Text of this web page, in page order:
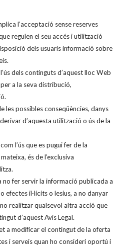
l’acceptació sense reserves
regulen el seu accés i utilització
dels usuaris informació sobre
dels continguts d’aquest lloc Web
a la seva distribució,
les possibles conseqüències, danys
d’aquesta utilització o ús de la
l’ús que es pugui fer de la
és de l’exclusiva
no fer servir la informació publicada a
efectes il·lícits o lesius, a no danyar
realitzar qualsevol altra acció que
d’aquest Avís Legal.
a modificar el contingut de la oferta
i serveis quan ho consideri oportú i